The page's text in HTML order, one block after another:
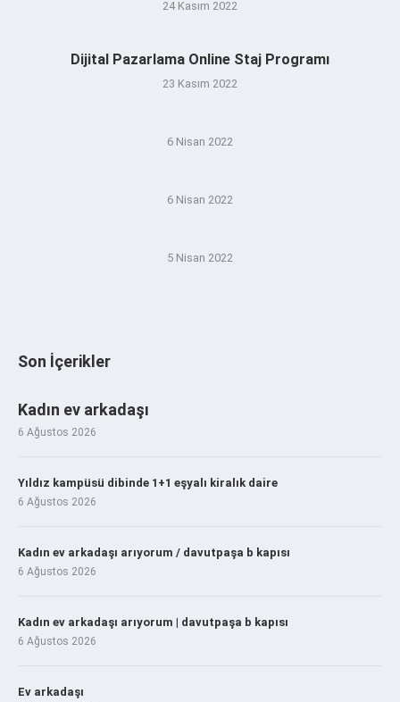
24 Kasım 2022
Dijital Pazarlama Online Staj Programı
23 Kasım 2022
6 Nisan 2022
6 Nisan 2022
5 Nisan 2022
Son İçerikler
Kadın ev arkadaşı
6 Ağustos 2026
Yıldız kampüsü dibinde 1+1 eşyalı kiralık daire
6 Ağustos 2026
Kadın ev arkadaşı arıyorum / davutpaşa b kapısı
6 Ağustos 2026
Kadın ev arkadaşı arıyorum | davutpaşa b kapısı
6 Ağustos 2026
Ev arkadaşı